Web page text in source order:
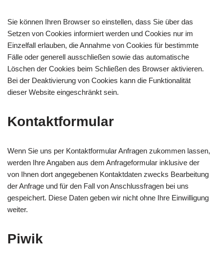
Sie können Ihren Browser so einstellen, dass Sie über das
Setzen von Cookies informiert werden und Cookies nur im
Einzelfall erlauben, die Annahme von Cookies für bestimmte
Fälle oder generell ausschließen sowie das automatische
Löschen der Cookies beim Schließen des Browser aktivieren.
Bei der Deaktivierung von Cookies kann die Funktionalität
dieser Website eingeschränkt sein.
Kontaktformular
Wenn Sie uns per Kontaktformular Anfragen zukommen lassen,
werden Ihre Angaben aus dem Anfrageformular inklusive der
von Ihnen dort angegebenen Kontaktdaten zwecks Bearbeitung
der Anfrage und für den Fall von Anschlussfragen bei uns
gespeichert. Diese Daten geben wir nicht ohne Ihre Einwilligung
weiter.
Piwik